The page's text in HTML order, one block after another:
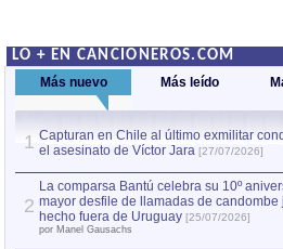
LO + EN CANCIONEROS.COM
Más nuevo Más leído
1 Capturan en Chile al último exmilitar
el asesinato de Víctor Jara [27/07/2026]
2
La comparsa Bantú celebra su 10º
mayor desfile de llamadas de candombe
hecho fuera de Uruguay [25/07/2026]
por Manel Gausachs